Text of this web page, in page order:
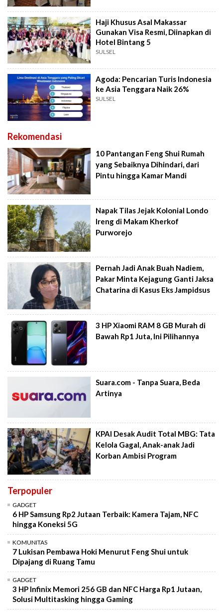
Haji Khusus Asal Makassar
Gunakan Visa Resmi, Diinapkan di
Hotel Bintang 5
SULSEL
Agoda: Pencarian Turis Indonesia
ke Asia Tenggara Naik 26%
SULSEL
Rekomendasi
10 Pantangan Feng Shui Rumah
yang Sebaiknya Dihindari, dari
Pintu hingga Kamar Mandi
Napak Tilas Jejak Kolonial Londo
Ireng di Makam Kherkof
Purworejo
Pernah Jadi Anak Buah Nadiem,
Pakar Minta Kejagung Ganti Jaksa
Chatarina di Kasus Eks Jampidsus
3 HP Xiaomi RAM 8 GB Murah di
Bawah Rp1 Juta, Ini Pilihannya
Suara.com - Tanpa Suara, Beda
Artinya
KPAI Desak Audit Total MBG: Tata
Kelola Gagal, Anak-anak Jadi
Korban Ambisi Program
Terpopuler
GADGET
6 HP Samsung Rp2 Jutaan Terbaik: Kamera Tajam, NFC
hingga Koneksi 5G
KOMUNITAS
7 Lukisan Pembawa Hoki Menurut Feng Shui untuk
Dipajang di Ruang Tamu
GADGET
3 HP Infinix Memori 256 GB dan NFC Harga Rp1 Jutaan,
Solusi Multitasking hingga Gaming